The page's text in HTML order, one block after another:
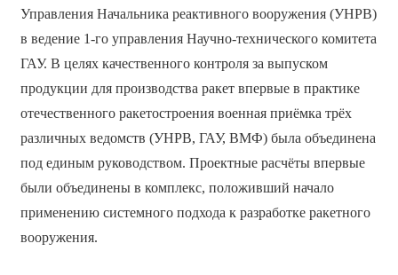
Управления Начальника реактивного вооружения (УНРВ)
в ведение 1-го управления Научно-технического комитета
ГАУ. В целях качественного контроля за выпуском
продукции для производства ракет впервые в практике
отечественного ракетостроения военная приёмка трёх
различных ведомств (УНРВ, ГАУ, ВМФ) была объединена
под единым руководством. Проектные расчёты впервые
были объединены в комплекс, положивший начало
применению системного подхода к разработке ракетного
вооружения.